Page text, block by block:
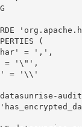
(
= ',',
= '\"',
= '\\'
datasunrise-